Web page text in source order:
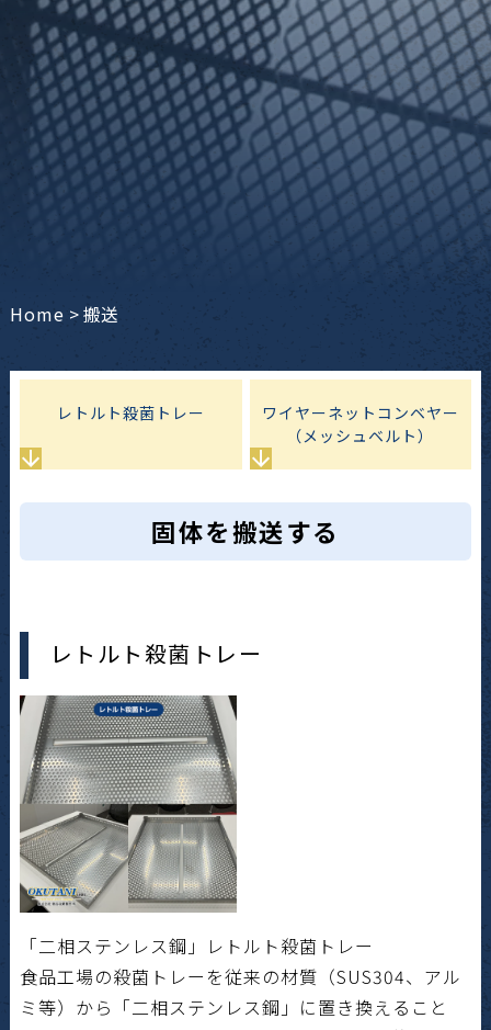
Home >搬送
レトルト殺菌トレー
ワイヤーネットコンベヤー
（メッシュベルト）
固体を搬送する
レトルト殺菌トレー
「二相ステンレス鋼」レトルト殺菌トレー
食品工場の殺菌トレーを従来の材質（SUS304、アル
ミ等）から「二相ステンレス鋼」に置き換えること